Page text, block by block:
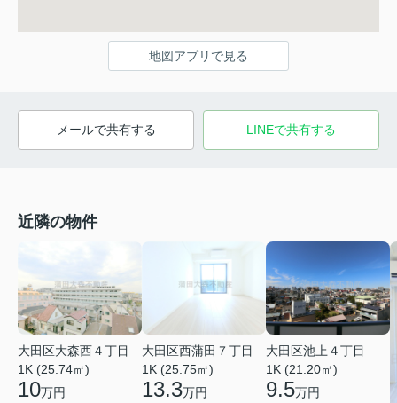
地図アプリで見る
メールで共有する LINEで共有する
近隣の物件
大田区大森西４丁目
1K (25.74㎡)
10万円
大田区西蒲田７丁目
1K (25.75㎡)
13.3万円
大田区池上４丁目
1K (21.20㎡)
9.5万円